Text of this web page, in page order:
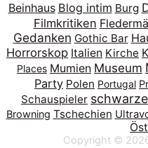
Beinhaus Blog intim Burg
Filmkritiken
Gedanken Gothic Bar
Horrorskop Italien Kirche
Places Mumien Museum
Party Polen Portugal
Schauspieler
Browning Tschechien
Copyright ©